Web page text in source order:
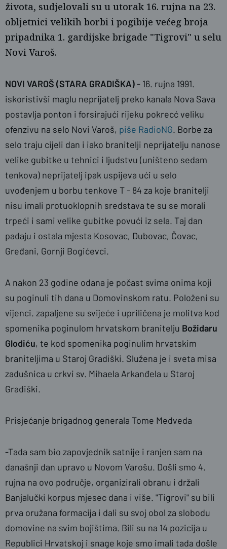
naslovnicaNikola Knežević
života, sudjelovali su u utorak 16. rujna na 23.
obljetnici velikih borbi i pogibije većeg broja
pripadnika 1. gardijske brigade "Tigrovi" u selu
Novi Varoš.
NOVI VAROŠ (STARA GRADIŠKA)- 16. rujna 1991.
iskoristivši maglu neprijatelj preko kanala Nova Sava
postavlja ponton i forsirajući rijeku pokrecć veliku
ofenzivu na selo Novi Varoš, piše RadioNG. Borbe za
selo traju cijeli dan i iako branitelji neprijatelju nanose
velike gubitke u tehnici i ljudstvu (uništeno sedam
tenkova) neprijatelj ipak uspijeva ući u selo
uvođenjem u borbu tenkove T - 84 za koje branitelji
nisu imali protuoklopnih sredstava te su se morali
trpeći i sami velike gubitke povući iz sela. Taj dan
padaju i ostala mjesta Kosovac, Dubovac, Čovac,
Gređani, Gornji Bogićevci.
A nakon 23 godine odana je počast svima onima koji
su poginuli tih dana u Domovinskom ratu. Položeni su
vijenci. zapaljene su svijeće i upriličena je molitva kod
spomenika poginulom hrvatskom branitelju Božidaru
Glodiću, te kod spomenika poginulim hrvatskim
braniteljima u Staroj Gradiški. Služena je i sveta misa
zadušnica u crkvi sv. Mihaela Arkanđela u Staroj
Gradiški.
Prisjećanje brigadnog generala Tome Medveda
-Tada sam bio zapovjednik satnije i ranjen sam na
današnji dan upravo u Novom Varošu. Došli smo 4.
rujna na ovo područje, organizirali obranu i držali
Banjalučki korpus mjesec dana i više. "Tigrovi" su bili
prva oružana formacija i dali su svoj obol za slobodu
domovine na svim bojištima. Bili su na 14 pozicija u
Republici Hrvatskoj i snage koje smo imali tada došle